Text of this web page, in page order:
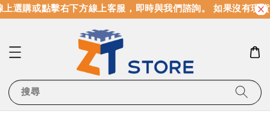
選購或點擊右下方線上客服，即時與我們諮詢。 如果沒有現
搜尋